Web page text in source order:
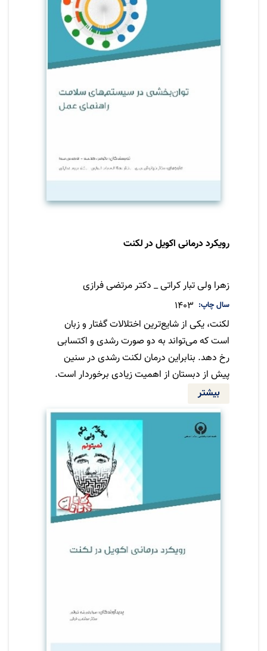
بیماری است. توان‌بخشی این کار را از طریق تأکید
جدی بر آموزش و توانمندسازی افراد جهت مدیریت
شرایط سلامی خود، انطباق با وضعیت خود و تا حد
امکان مستقل و فعال باقی ماندن انجام می‌دهد.
در آموزش ، اشتغال وزندگی در جامعه ، با فواید
بهداشتی، اجتماعی و اقتصادی گسترده فراهم
رویکرد درمانی اکویل در لکنت
زهرا ولی تبار کراتی _ دکتر مرتضی فرازی
سال چاپ
1403
لکنت، یکی از شایع‌ترین اختلالات گفتار و زبان
است که می‌تواند به دو صورت رشدی و اکتسابی
رخ دهد. بنابراین درمان لکنت رشدی در سنین
پیش از دبستان از اهمیت زیادی برخوردار است.
در درمان لکنت رشدی در این بازه سنی، عواملی
همچون پذیرش لکنت از جانب والدین، همکاری
والدین در درمان و پیگیری مجدانه آن‌ها، تمرکز بر
جنبه‌های مختلف مرتبط با لکنت، توجه به طولانی
بودن درمان و بعضاً استفاده از رویکرد تیمی بسیار
بیشتر